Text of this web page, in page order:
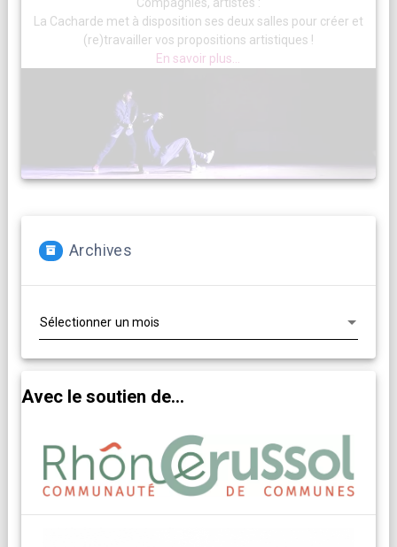
Compagnies, artistes :
La Cacharde met à disposition ses deux salles pour créer et
(re)travailler vos propositions artistiques !
En savoir plus...
Archives
Avec le soutien de...